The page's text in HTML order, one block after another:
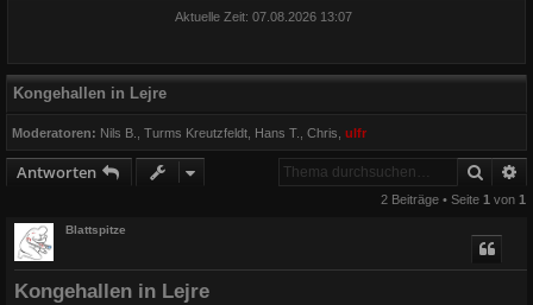
Aktuelle Zeit: 07.08.2026 13:07
Kongehallen in Lejre
Moderatoren: Nils B. ,Turms Kreutzfeldt Hans T. ,Chris ,ulfr
Antworten Suche
2 Beiträge • Seite 1 von 1
Blattspitze
Kongehallen in Lejre